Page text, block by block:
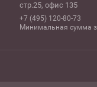
стр.25, офис 135
+7 (495) 120-80-73
Минимальная сумма